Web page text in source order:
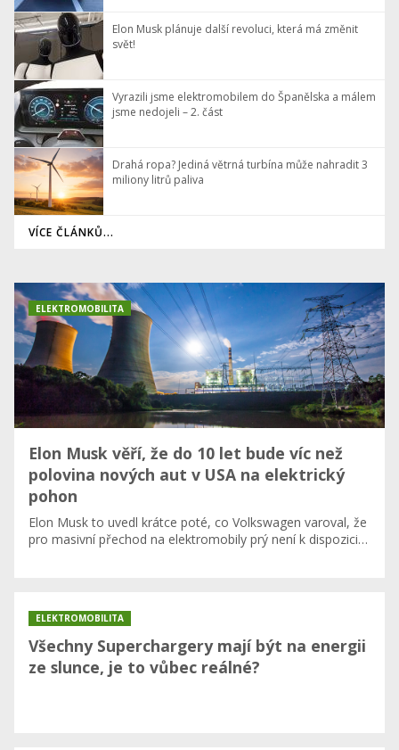
Elon Musk plánuje další revoluci, která má změnit
svět!
Vyrazili jsme elektromobilem do Španělska a málem
jsme nedojeli – 2. část
Drahá ropa? Jediná větrná turbína může nahradit 3
miliony litrů paliva
VÍCE ČLÁNKŮ...
Elon Musk věří, že do 10 let bude víc než
polovina nových aut v USA na elektrický
pohon
Elon Musk to uvedl krátce poté, co Volkswagen varoval, že
pro masivní přechod na elektromobily prý není k dispozici…
ELEKTROMOBILITA
Všechny Superchargery mají být na energii
ze slunce, je to vůbec reálné?
ELEKTROMOBILITA